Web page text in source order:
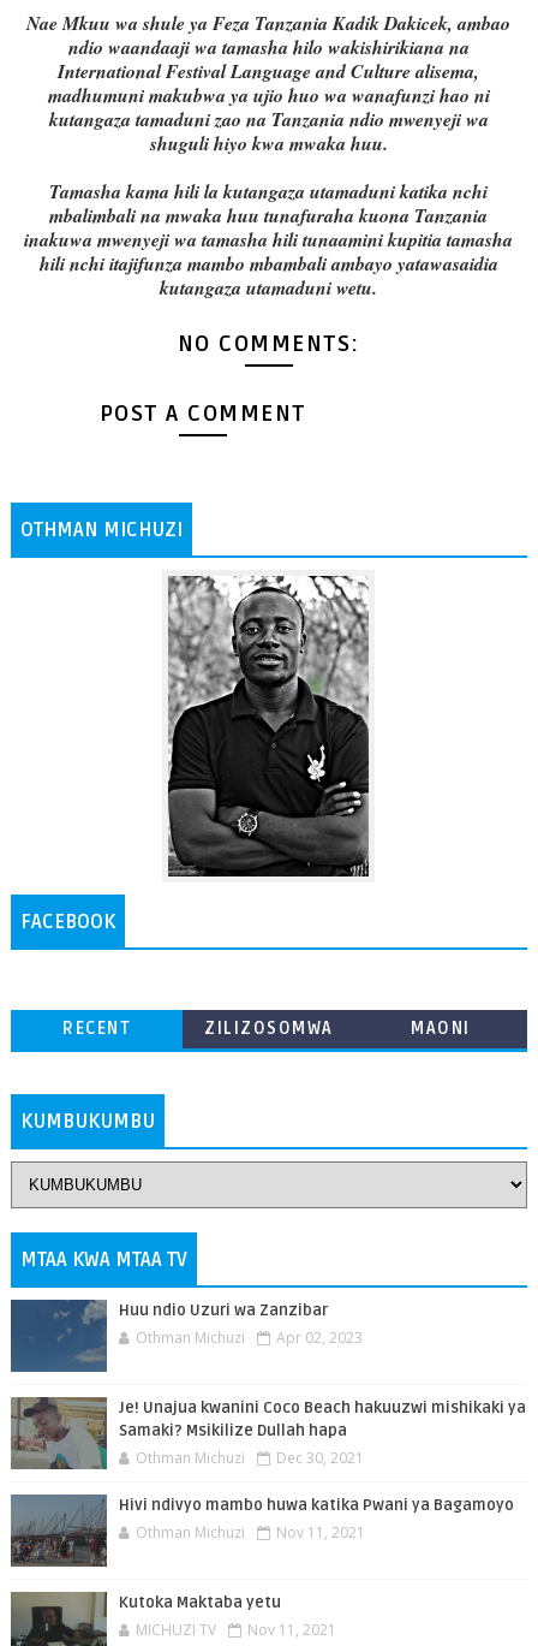
Nae Mkuu wa shule ya Feza Tanzania Kadik Dakicek, ambao
ndio waandaaji wa tamasha hilo wakishirikiana na
International Festival Language and Culture alisema,
madhumuni makubwa ya ujio huo wa wanafunzi hao ni
kutangaza tamaduni zao na Tanzania ndio mwenyeji wa
shuguli hiyo kwa mwaka huu.
Tamasha kama hili la kutangaza utamaduni katika nchi
mbalimbali na mwaka huu tunafuraha kuona Tanzania
inakuwa mwenyeji wa tamasha hili tunaamini kupitia tamasha
hili nchi itajifunza mambo mbambali ambayo yatawasaidia
kutangaza utamaduni wetu.
NO COMMENTS:
POST A COMMENT
OTHMAN MICHUZI
FACEBOOK
RECENT
ZILIZOSOMWA
MAONI
KUMBUKUMBU
MTAA KWA MTAA TV
Huu ndio Uzuri wa Zanzibar
Othman Michuzi Apr 02, 2023
Je! Unajua kwanini Coco Beach hakuuzwi mishikaki ya
Samaki? Msikilize Dullah hapa
Othman Michuzi Dec 30, 2021
Hivi ndivyo mambo huwa katika Pwani ya Bagamoyo
Othman Michuzi Nov 11, 2021
Kutoka Maktaba yetu
MICHUZI TV Nov 11, 2021